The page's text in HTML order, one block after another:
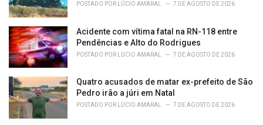
POSTADO POR LÚCIO AMARAL 7 DE AGOSTO DE 2026
Acidente com vítima fatal na RN-118 entre
Pendências e Alto do Rodrigues
POSTADO POR LÚCIO AMARAL 7 DE AGOSTO DE 2026
Quatro acusados de matar ex-prefeito de São
Pedro irão a júri em Natal
POSTADO POR LÚCIO AMARAL 7 DE AGOSTO DE 2026